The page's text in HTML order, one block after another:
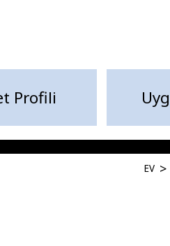
Profili
EV